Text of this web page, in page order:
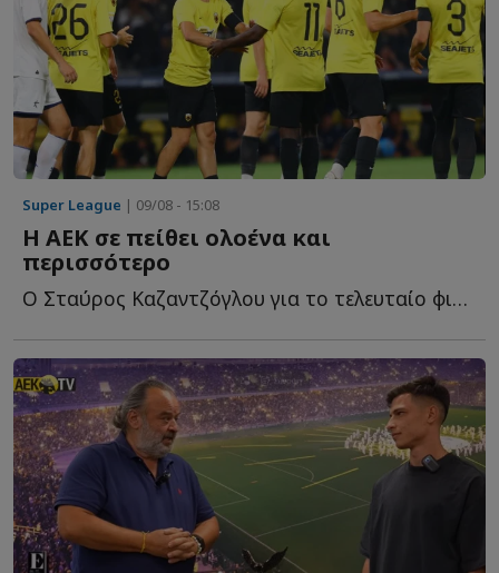
Super League | 09/08 - 15:08
Η ΑΕΚ σε πείθει ολοένα και
περισσότερο
Ο Σταύρος Καζαντζόγλου για το τελευταίο φιλικό τεστ τ...